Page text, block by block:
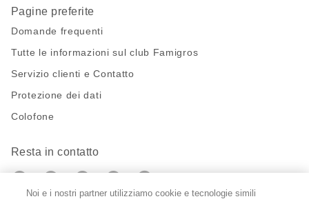
Pagine preferite
Domande frequenti
Tutte le informazioni sul club Famigros
Servizio clienti e Contatto
Protezione dei dati
Colofone
Resta in contatto
https://twitter.com/migros?
https://www.youtube.com/user/
PinterestInstagram
Noi e i nostri partner utilizziamo cookie e tecnologie simili